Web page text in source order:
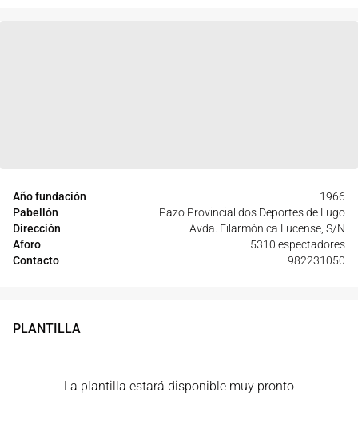
Año fundación
1966
Pabellón
Pazo Provincial dos Deportes de Lugo
Dirección
Avda. Filarmónica Lucense, S/N
Aforo
5310 espectadores
Contacto
982231050
PLANTILLA
La plantilla estará disponible muy pronto